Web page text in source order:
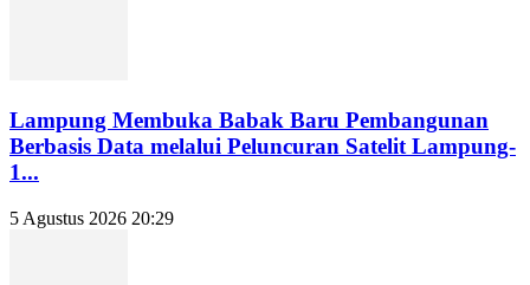
Lampung Membuka Babak Baru Pembangunan
Berbasis Data melalui Peluncuran Satelit Lampung-
1...
5 Agustus 2026 20:29